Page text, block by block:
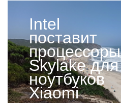
Intel
поставит
процессоры
Skylake для
ноутбуков
Xiaomi